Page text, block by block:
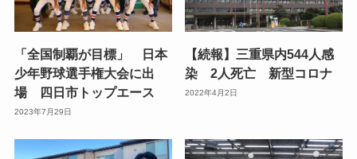
「全国制覇が目標」 日本
少年野球選手権大会に出
場 四日市トップエース
2023年7月29日
【続報】三重県内544人感
染 2人死亡 新型コロナ
2022年4月2日